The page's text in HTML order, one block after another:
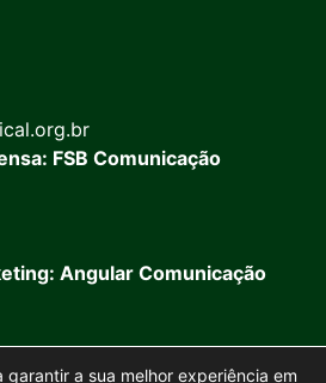
FSB Comunicação
Angular Comunicação
garantir a sua melhor experiência em